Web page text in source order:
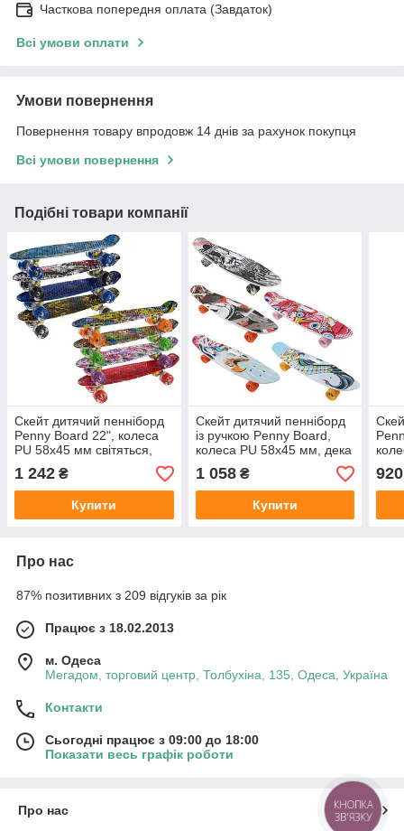
Часткова попередня оплата (Завдаток)
Всі умови оплати
Умови повернення
Повернення товару впродовж 14 днів за рахунок покупця
Всі умови повернення
Подібні товари компанії
Скейт дитячий пенніборд
Penny Board 22", колеса
PU 58х45 мм світяться,
дека 55х14,5 см, 8 видів
1 242 ₴
Купити
Скейт дитячий пенніборд
із ручкою Penny Board,
колеса PU 58х45 мм, дека
60х45 см, 5 видів
1 058₴
Купити
920
Про нас
87% позитивних з 209 відгуків за рік
Працює з 18.02.2013
м. Одеса
Мегадом, торговий центр, Толбухіна, 135, Одеса, Україна
Контакти
Сьогодні працює з 09:00 до 18:00
Показати весь графік роботи
Про нас
КНОПКА
ЗВ'ЯЗКУ